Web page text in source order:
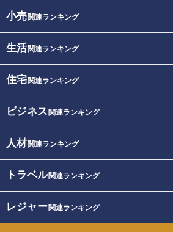
小売関連ランキング
生活関連ランキング
住宅関連ランキング
ビジネス 関連ランキング
人材関連ランキング
トラベル関連ランキング
レジャー関連ランキング